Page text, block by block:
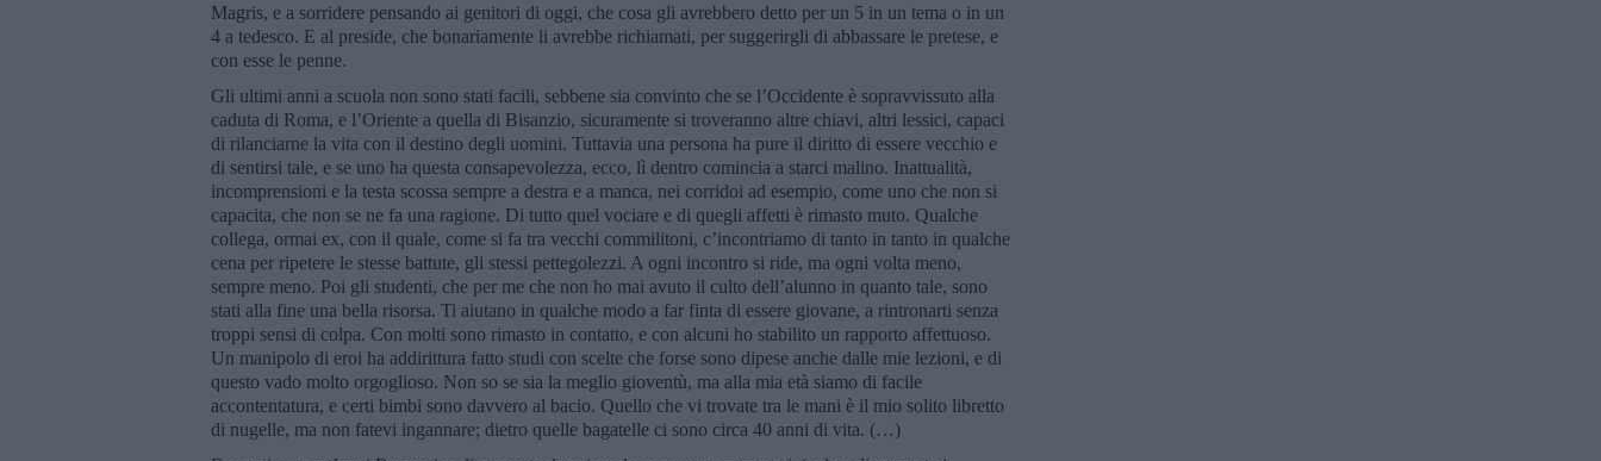
Magris, e a sorridere pensando ai genitori di oggi, che cosa gli avrebbero detto per un 5 in un tema o in un
4 a tedesco. E al preside, che bonariamente li avrebbe richiamati, per suggerirgli di abbassare le pretese, e
con esse le penne.
Gli ultimi anni a scuola non sono stati facili, sebbene sia convinto che se l’Occidente è sopravvissuto alla
caduta di Roma, e l’Oriente a quella di Bisanzio, sicuramente si troveranno altre chiavi, altri lessici, capaci
di rilanciarne la vita con il destino degli uomini. Tuttavia una persona ha pure il diritto di essere vecchio e
di sentirsi tale, e se uno ha questa consapevolezza, ecco, lì dentro comincia a starci malino. Inattualità,
incomprensioni e la testa scossa sempre a destra e a manca, nei corridoi ad esempio, come uno che non si
capacita, che non se ne fa una ragione. Di tutto quel vociare e di quegli affetti è rimasto muto. Qualche
collega, ormai ex, con il quale, come si fa tra vecchi commilitoni, c’incontriamo di tanto in tanto in qualche
cena per ripetere le stesse battute, gli stessi pettegolezzi. A ogni incontro si ride, ma ogni volta meno,
sempre meno. Poi gli studenti, che per me che non ho mai avuto il culto dell’alunno in quanto tale, sono
stati alla fine una bella risorsa. Ti aiutano in qualche modo a far finta di essere giovane, a rintronarti senza
troppi sensi di colpa. Con molti sono rimasto in contatto, e con alcuni ho stabilito un rapporto affettuoso.
Un manipolo di eroi ha addirittura fatto studi con scelte che forse sono dipese anche dalle mie lezioni, e di
questo vado molto orgoglioso. Non so se sia la meglio gioventù, ma alla mia età siamo di facile
accontentatura, e certi bimbi sono davvero al bacio. Quello che vi trovate tra le mani è il mio solito libretto
di nugelle, ma non fatevi ingannare; dietro quelle bagatelle ci sono circa 40 anni di vita. (…)